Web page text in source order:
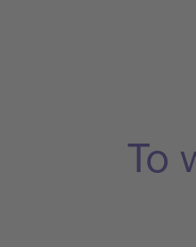
To